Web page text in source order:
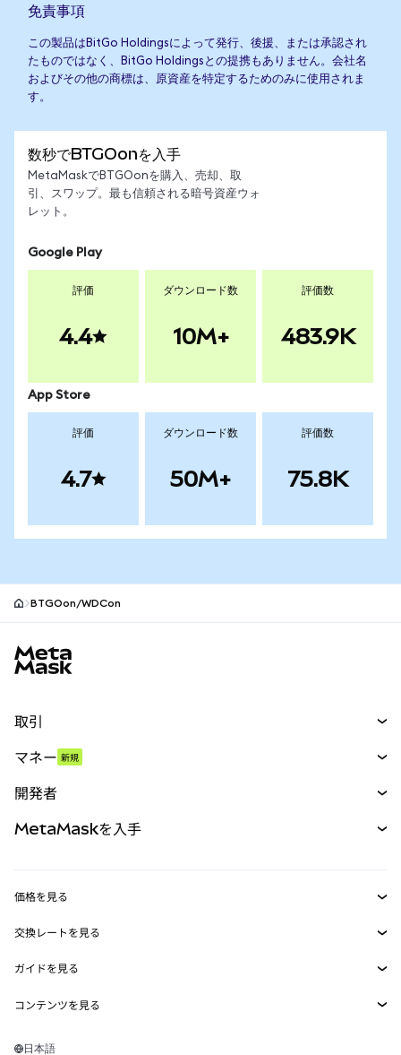
免責事項
この製品はBitGo Holdingsによって発行、後援、または承認され
たものではなく、BitGo Holdingsとの提携もありません。会社名
およびその他の商標は、原資産を特定するためのみに使用されま
す。
数秒でBTGOonを入手
MetaMaskでBTGOonを購入、売却、取
引、スワップ。最も信頼される暗号資産ウォ
レット。
Google Play
評価
4.4
ダウンロード数
10M+
評価数
483.9K
App Store
評価
4.7
ダウンロード数
50M+
評価数
75.8K
BTGOon/WDCon
取引
パーペチュアル
RWA
マネー 新規
開発者
MetaMask Connect
Snaps
Web3サービス
MetaMaskを入手
セキュリティ
サポート
キャリア
価格を見る
イーサリアムの価格
Solanaの価格
Tetherの価格
交換レートを見る
ETH→USD
USDT→INR
ガイドを見る
ETHの購入
コンテンツを見る
Solanaウォレット
日本語